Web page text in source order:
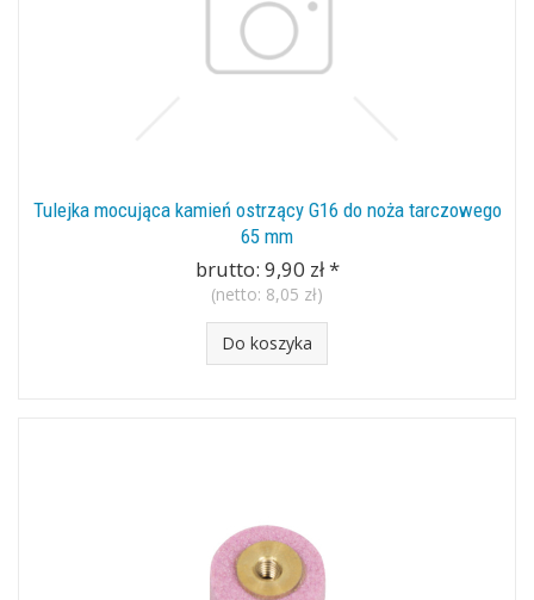
Tulejka mocująca kamień ostrzący G16 do noża tarczowego
65 mm
brutto: 9,90 zł*
(netto: 8,05 zł)
Do koszyka